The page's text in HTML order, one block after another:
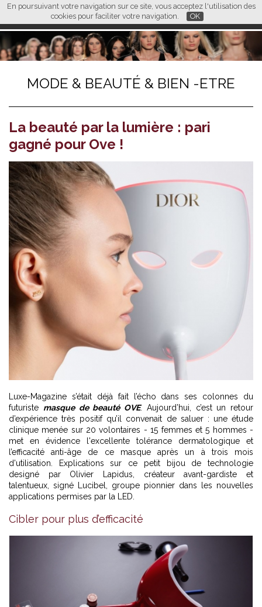
En poursuivant votre navigation sur ce site, vous acceptez l'utilisation des
cookies pour faciliter votre navigation.
OK
FR EN CN
L M
MODE & BEAUTÉ & BIEN -ETRE
La beauté par la lumière : pari
gagné pour Ove !
Luxe-Magazine s’était déjà fait l’écho dans ses colonnes du
futuriste masque de beauté OVE. Aujourd’hui, c’est un retour
d’expérience très positif qu’il convenait de saluer : une étude
clinique menée sur 20 volontaires - 15 femmes et 5 hommes -
met en évidence l'excellente tolérance dermatologique et
l’efficacité anti-âge de ce masque après un à trois mois
d'utilisation. Explications sur ce petit bijou de technologie
designé par Olivier Lapidus, créateur avant-gardiste et
talentueux, signé Lucibel, groupe pionnier dans les nouvelles
applications permises par la LED.
Cibler pour plus d’efficacité